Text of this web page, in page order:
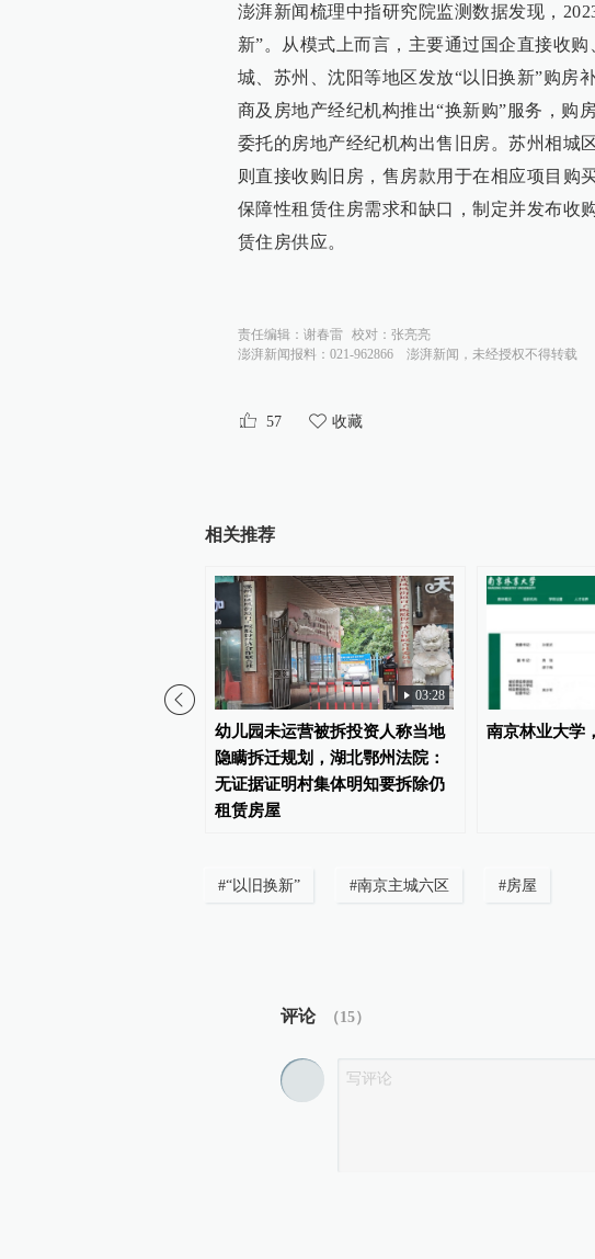
澎湃新闻梳理中指研究院监测数据发现，
新”。从模式上而言，主要通过国企直接收
城、苏州、沈阳等地区发放“以旧换新”购房
商及房地产经纪机构推出“换新购”服务，购
委托的房地产经纪机构出售旧房。苏州相城
则直接收购旧房，售房款用于在相应项目购
保障性租赁住房需求和缺口，制定并发布收
赁住房供应。
责任编辑： 谢春雷 校对： 张亮亮
澎湃新闻报料：021-962866
澎湃新闻，未经授权不得转载
57 收藏
相关推荐
03:28
幼儿园未运营被拆投资人称当地
隐瞒拆迁规划，湖北鄂州法院：
无证据证明村集体明知要拆除仍
租赁房屋
南京林业大学
#“以旧换新” #南京主城六区 #房屋
评论 （15）